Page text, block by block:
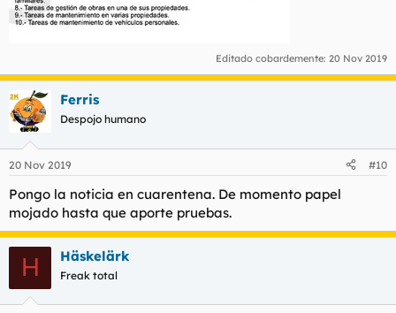
Editado cobardemente: 20 Nov 2019
Ferris
Despojo humano
20 Nov 2019 #10
Pongo la noticia en cuarentena. De momento papel
mojado hasta que aporte pruebas.
H Häskelärk
Freak total